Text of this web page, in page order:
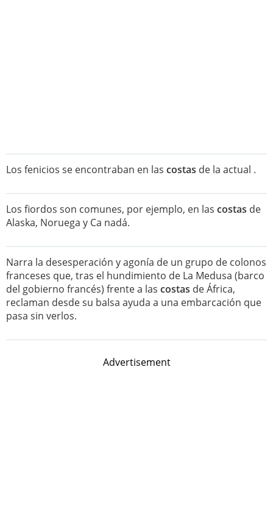
Los fenicios se encontraban en las costas de la actual .
Los fiordos son comunes, por ejemplo, en las costas de
Alaska, Noruega y Ca nadá.
Narra la desesperación y agonía de un grupo de colonos
franceses que, tras el hundimiento de La Medusa (barco
del gobierno francés) frente a las costas de África,
reclaman desde su balsa ayuda a una embarcación que
pasa sin verlos.
Advertisement